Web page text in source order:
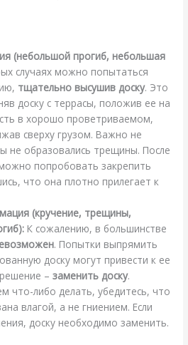
(небольшой прогиб, небольшая
случаях можно попытаться
тщательно высушив доску. Это
доску с террасы, положив ее на
в хорошо проветриваемом,
сверху грузом. Важно не
не образовались трещины. После
попробовать закрепить
что она плотно прилегает к
(кручение, трещины,
К сожалению, в большинстве
. Попытки выпрямить
доску могут привести к ее
–заменить доску.
что-либо делать, убедитесь, что
влагой, а не гниением. Если
доску необходимо заменить.